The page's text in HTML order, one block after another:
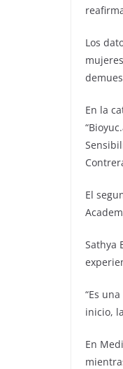
Los
En la
El
Sathya
“Es
inicio,
En